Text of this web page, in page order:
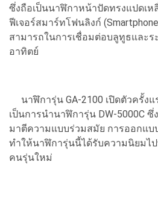
ซึ่งถือเป็นนาฬิกาหน้าปัดทรงแปดเ
ฟีเจอร์สมาร์ทโฟนลิงก์ (
สามารถในการเชื่อมต่อบลูทูธและร
อาทิตย์
นาฬิการุ่น GA-2100 เปิดตัวครั้งแ
เป็นการนำนาฬิการุ่น DW-5000C ซึ่
มาตีความแบบร่วมสมัย การออกแบ
ทำให้นาฬิการุ่นนี้ได้รับความนิยมไ
คนรุ่นใหม่